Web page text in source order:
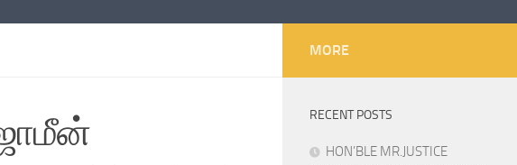
MORE
RECENT POSTS
HON’BLE MR.JUSTICE